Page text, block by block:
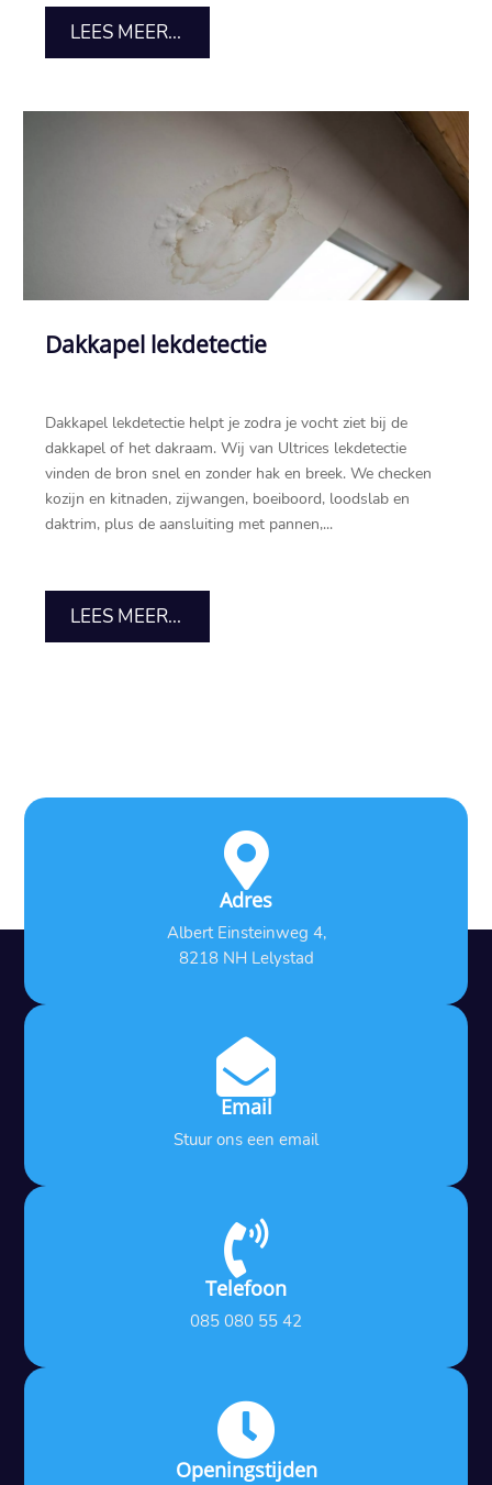
LEES MEER...
Dakkapel lekdetectie
Dakkapel lekdetectie helpt je zodra je vocht ziet bij de
dakkapel of het dakraam.​ Wij van Ultrices lekdetectie
vinden de bron snel en zonder hak en breek.​ We checken
kozijn en kitnaden, zijwangen, boeiboord, loodslab en
daktrim, plus de aansluiting met pannen,...
LEES MEER...

Adres
Albert Einsteinweg 4,
8218 NH Lelystad

Email
Stuur ons een email

Telefoon
085 080 55 42

Openingstijden